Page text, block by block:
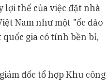
lợi thế của việc đặt nhà
Nam như một "ốc đảo
quốc gia có tính bền bỉ,
đốc tổ hợp Khu công